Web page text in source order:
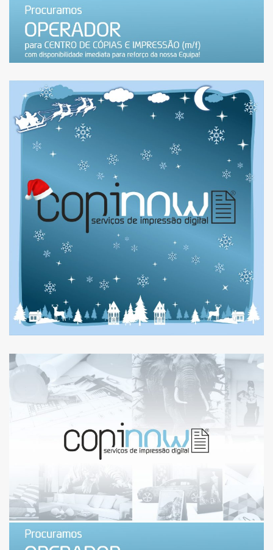
HORÁRIO DE NATAL 2024
E FIM DE ANO
ESTAMOS A RECRUTAR:
OPERADOR DE CENTRO DE
CÓPIAS E IMPRESSÃO
(MAISHOPPING) – VAGA
PREENCHIDA